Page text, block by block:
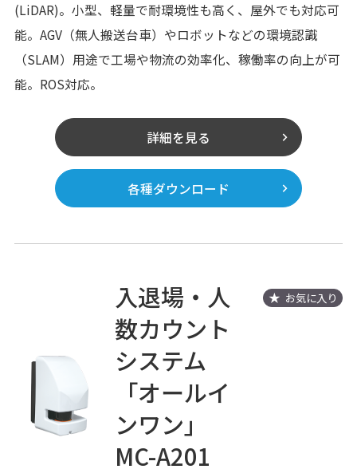
(LiDAR)。小型、軽量で耐環境性も高く、屋外でも対応可
能。AGV（無人搬送台車）やロボットなどの環境認識
（SLAM）用途で工場や物流の効率化、稼働率の向上が可
能。ROS対応。
詳細を見る
各種ダウンロード
お気に入り
入退場・人
数カウント
システム
「オールイ
ンワン」
MC-A201